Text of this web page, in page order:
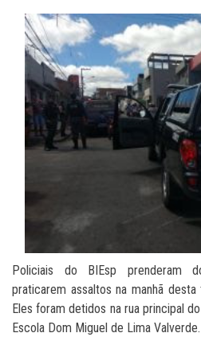
Policiais do BIEsp prenderam
praticarem assaltos na manhã
Eles foram detidos na rua principal
Escola Dom Miguel de Lima Valverde.